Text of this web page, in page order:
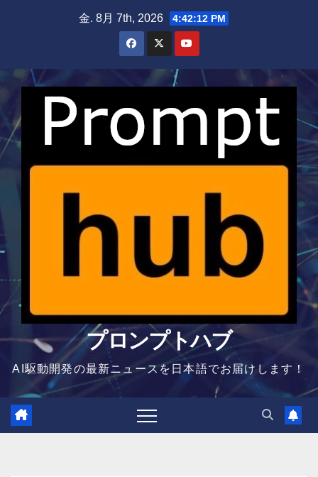
金. 8月 7th, 2026 4:42:13 PM
プロンプトハブ
AI駆動開発の最新ニュースを日本語でお届けします！